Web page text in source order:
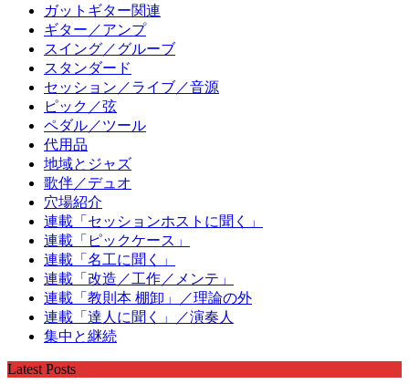
ガットギター関連
ギター／アンプ
スイング／グルーブ
スタンダード
セッション／ライブ／音源
ピック／弦
ペダル／ツール
代用品
地域とジャズ
歌伴／デュオ
穴場紹介
連載「セッションホストに聞く」
連載「ピックケース」
連載「名工に聞く」
連載「改造／工作／メンテ」
連載「教則本 棚卸」／理論の外
連載「達人に聞く」／演奏人
集中と継続
Latest Posts